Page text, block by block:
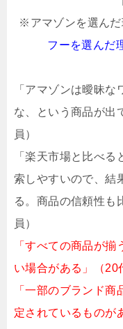
※アマゾンを選んだ
フーを選んだ
「アマゾンは曖昧
な、という商品が出
員）
「楽天市場と比べ
索しやすいので、結
る。商品の信頼性も
員）
「すべての商品が
い場合がある」（20
「一部のブランド
定されているものが